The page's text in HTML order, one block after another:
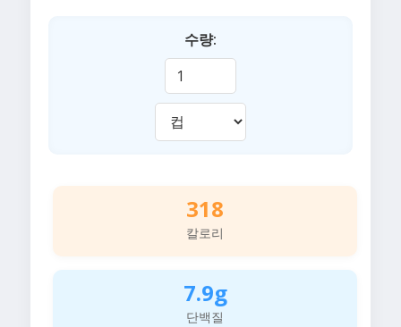
수량:
318
칼로리
7.9g
단백질